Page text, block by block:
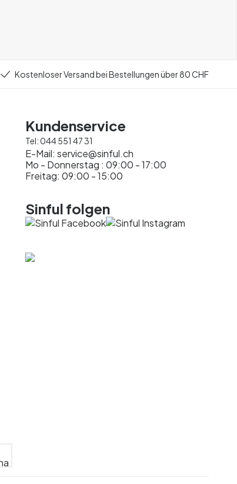
Kostenloser Versand bei Bestellungen über 80 CHF
Kundenservice
Tel:044 551 47 31
E-Mail: service@sinful.ch
Mo - Donnerstag : 09:00 - 17:00
Freitag: 09:00 - 15:00
Sinful folgen